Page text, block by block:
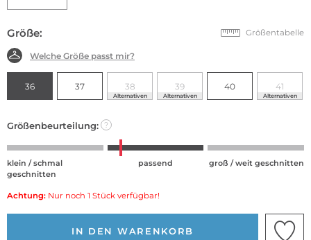
Größe: Größentabelle
Welche Größe passt mir?
36 37 38
Alternativen
39
Alternativen
40 41
Alternativen
Größenbeurteilung: ?
klein / schmal
geschnitten
passend groß / weit geschnitten
Achtung: Nur noch 1 Stück verfügbar!
IN DEN WARENKORB